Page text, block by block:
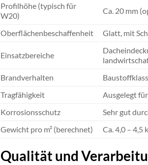
Profilhöhe (typisch für
W20)
Ca. 20 mm
Oberflächenbeschaffenheit Glatt, mit
Einsatzbereiche
Brandverhalten
Tragfähigkeit
Ausgelegt
Korrosionsschutz
Sehr gut
Gewicht pro m² (berechnet)
Ca. 4,0 – 4,5
Qualität und